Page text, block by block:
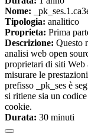
Nome:
Tipologia: analitico
Proprieta: Prima
Descrizione: Questo
analisi web open
proprietari di siti Web
misurare le
prefisso _pk_ses è
si ritiene sia un
cookie.
Durata: 30 minuti